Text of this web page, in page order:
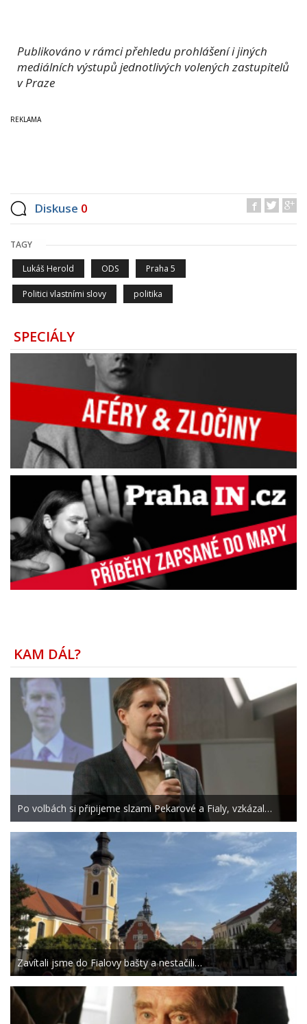
Publikováno v rámci přehledu prohlášení i jiných
mediálních výstupů jednotlivých volených zastupitelů
v Praze
Diskuse 0
TAGY
Lukáš Herold ODS Praha 5
Politici vlastními slovy politika
SPECIÁLY
KAM DÁL?
Po volbách si připijeme slzami Pekarové a Fialy, vzkázal…
Zavítali jsme do Fialovy bašty a nestačili…